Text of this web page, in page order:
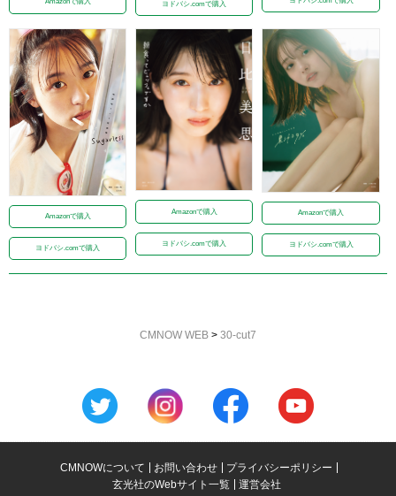
Amazonで購入 ヨドバシ.comで購入
Amazonで購入
ヨドバシ.comで購入
Amazonで購入
ヨドバシ.comで購入
Amazonで購入
ヨドバシ.comで購入
CMNOW WEB > 30-cut7
CMNOWについて お問い合わせ
プライバシーポリシー
玄光社のWebサイト一覧
運営会社